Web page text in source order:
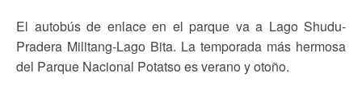
El autobús de enlace en el parque va a Lago Shudu-
Pradera Militang-Lago Bita. La temporada más hermosa
del Parque Nacional Potatso es verano y otoño.